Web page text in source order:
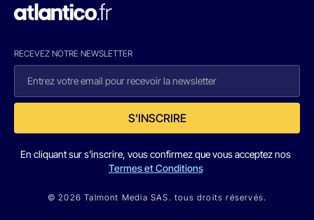
RECEVEZ NOTRE NEWSLETTER
S'INSCRIRE
En cliquant sur s'inscrire, vous confirmez que vous acceptez nos
Termes et Conditions
© 2026 Talmont Media SAS. tous droits réservés.